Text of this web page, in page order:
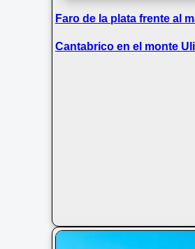
Faro de la plata frente al
Cantabrico en el monte